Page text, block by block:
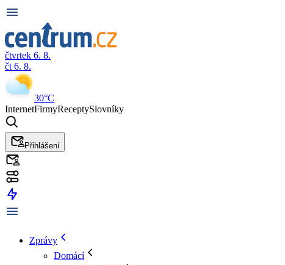
čtvrtek 6. 8.
čt 6. 8.
30°C
InternetFirmyReceptySlovníky
Přihlášení
Zprávy
Domácí